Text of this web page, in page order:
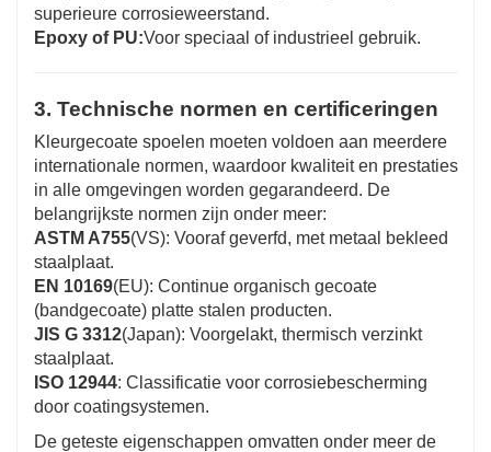
superieure corrosieweerstand.
Epoxy of PU:Voor speciaal of industrieel gebruik.
3. Technische normen en certificeringen
Kleurgecoate spoelen moeten voldoen aan meerdere
internationale normen, waardoor kwaliteit en prestaties
in alle omgevingen worden gegarandeerd. De
belangrijkste normen zijn onder meer:
ASTM A755(VS): Vooraf geverfd, met metaal bekleed
staalplaat.
EN 10169(EU): Continue organisch gecoate
(bandgecoate) platte stalen producten.
JIS G 3312(Japan): Voorgelakt, thermisch verzinkt
staalplaat.
ISO 12944: Classificatie voor corrosiebescherming
door coatingsystemen.
De geteste eigenschappen omvatten onder meer de